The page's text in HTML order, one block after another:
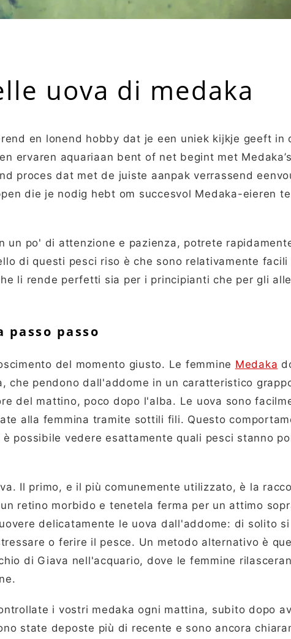
uova di medaka
en lonend hobby dat je een uniek kijkje geeft in
ervaren aquariaan bent of net begint met
proces dat met de juiste aanpak verrassend
die je nodig hebt om succesvol Medaka-eieren te
po' di attenzione e pazienza, potrete
di questi pesci riso è che sono relativamente facili
li rende perfetti sia per i principianti che per gli
passo passo
del momento giusto. Le femmine Medaka
che pendono dall'addome in un caratteristico
del mattino, poco dopo l'alba. Le uova sono
alla femmina tramite sottili fili. Questo
possibile vedere esattamente quali pesci stanno
Il primo, e il più comunemente utilizzato, è la
retino morbido e tenetela ferma per un attimo
delicatamente le uova dall'addome: di solito si
o ferire il pesce. Un metodo alternativo è
di Giava nell'acquario, dove le femmine
i vostri medaka ogni mattina, subito dopo
state deposte più di recente e sono ancora